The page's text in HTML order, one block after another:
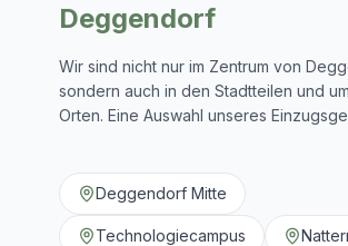
Deggendorf
Wir sind nicht nur im Zentrum von
sondern auch in den Stadtteilen und
Orten. Eine Auswahl unseres
Deggendorf Mitte
Technologiecampus